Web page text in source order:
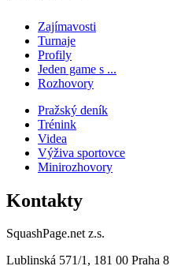
Zajímavosti
Turnaje
Profily
Jeden game s ...
Rozhovory
Pražský deník
Trénink
Videa
Výživa sportovce
Minirozhovory
Kontakty
SquashPage.net z.s.
Lublinská 571/1, 181 00 Praha 8